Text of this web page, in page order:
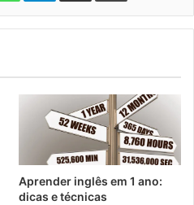
Aprender inglês em 1 ano:
dicas e técnicas